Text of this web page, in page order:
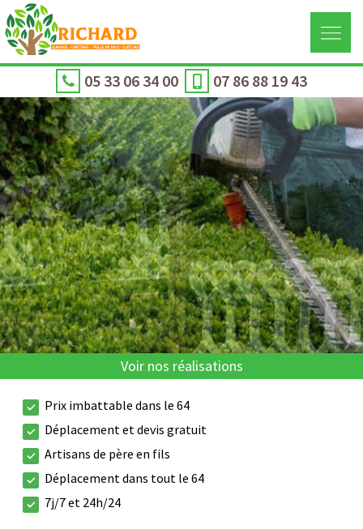
05 33 06 34 00 07 86 88 19 43
Voir nos réalisations
Prix imbattable dans le 64
Déplacement et devis gratuit
Artisans de père en fils
Déplacement dans tout le 64
7j/7 et 24h/24